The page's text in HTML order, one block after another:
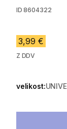
ID 8604322
3,99 €
Z DDV
velikost: